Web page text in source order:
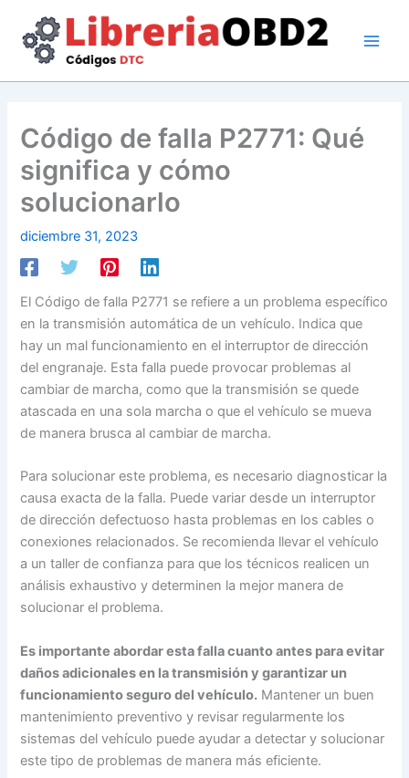
contenido
Código de falla P2771: Qué
significa y cómo
solucionarlo
diciembre 31, 2023
El Código de falla P2771 se refiere a un problema específico
en la transmisión automática de un vehículo. Indica que
hay un mal funcionamiento en el interruptor de dirección
del engranaje. Esta falla puede provocar problemas al
cambiar de marcha, como que la transmisión se quede
atascada en una sola marcha o que el vehículo se mueva
de manera brusca al cambiar de marcha.
Para solucionar este problema, es necesario diagnosticar la
causa exacta de la falla. Puede variar desde un interruptor
de dirección defectuoso hasta problemas en los cables o
conexiones relacionados. Se recomienda llevar el vehículo
a un taller de confianza para que los técnicos realicen un
análisis exhaustivo y determinen la mejor manera de
solucionar el problema.
Es importante abordar esta falla cuanto antes para evitar
daños adicionales en la transmisión y garantizar un
funcionamiento seguro del vehículo. Mantener un buen
mantenimiento preventivo y revisar regularmente los
sistemas del vehículo puede ayudar a detectar y solucionar
este tipo de problemas de manera más eficiente.